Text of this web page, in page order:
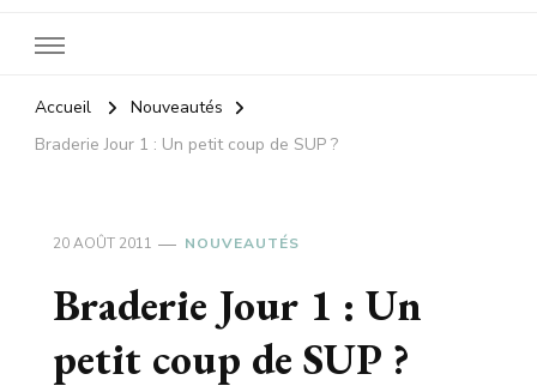
Accueil
Nouveautés
Braderie Jour 1 : Un petit coup de SUP ?
20 AOÛT 2011 NOUVEAUTÉS
Braderie Jour 1 : Un
petit coup de SUP ?